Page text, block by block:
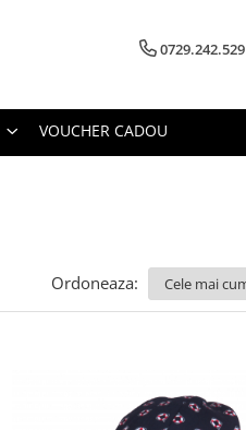
0729.242.529
VOUCHER CADOU
Ordoneaza: